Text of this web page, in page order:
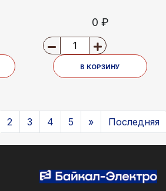
0 ₽
В КОРЗИНУ
2 3 4 5 » Последняя